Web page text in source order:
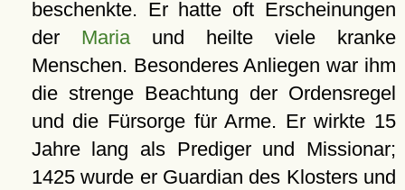
beschenkte. Er hatte oft Erscheinungen
der Mariaund heilte viele kranke
Menschen. Besonderes Anliegen war ihm
die strenge Beachtung der Ordensregel
und die Fürsorge für Arme. Er wirkte 15
Jahre lang als Prediger und Missionar;
1425 wurde er Guardian des Klosters und